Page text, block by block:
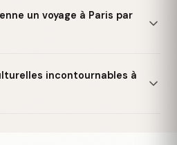
un voyage à Paris par
incontournables à